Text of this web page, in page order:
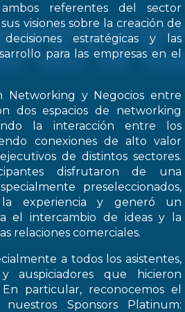
referentes del sector
visiones sobre la creación de
estratégicas y las
para las empresas en el
Networking y Negocios entre
dos espacios de networking
la interacción entre los
conexiones de alto valor
de distintos sectores.
disfrutaron de una
preseleccionados,
experiencia y generó un
el intercambio de ideas y la
relaciones comerciales.
a todos los asistentes,
auspiciadores que hicieron
particular, reconocemos el
Sponsors Platinum: